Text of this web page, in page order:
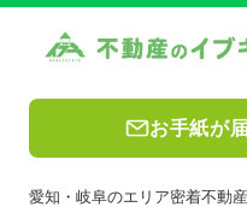
お手紙が
愛知・岐阜のエリア密着不動